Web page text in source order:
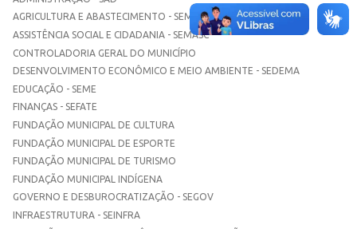
AGRICULTURA E ABASTECIMENTO - SEMAA
ASSISTÊNCIA SOCIAL E CIDADANIA - SEMASC
CONTROLADORIA GERAL DO MUNICÍPIO
DESENVOLVIMENTO ECONÔMICO E MEIO AMBIENTE - SEDEMA
EDUCAÇÃO - SEME
FINANÇAS - SEFATE
FUNDAÇÃO MUNICIPAL DE CULTURA
FUNDAÇÃO MUNICIPAL DE ESPORTE
FUNDAÇÃO MUNICIPAL DE TURISMO
FUNDAÇÃO MUNICIPAL INDÍGENA
GOVERNO E DESBUROCRATIZAÇÃO - SEGOV
INFRAESTRUTURA - SEINFRA